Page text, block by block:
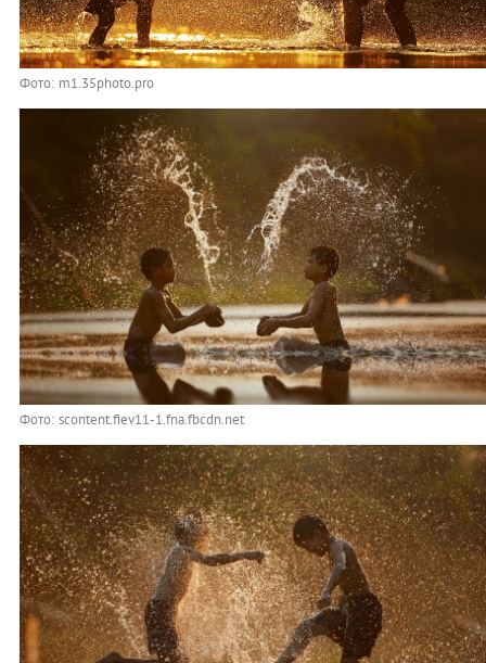
Фото: m1.35photo.pro
Фото: scontent.fiev11-1.fna.fbcdn.net